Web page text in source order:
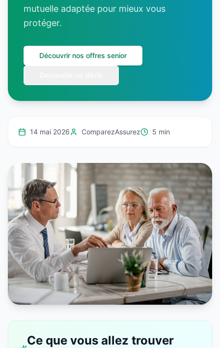
mutuelle adaptée pour mieux vous
protéger.
Découvrir nos offres senior
14 mai 2026 ComparezAssurez 5 min
Ce que vous allez trouver